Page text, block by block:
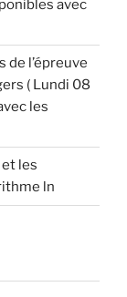
avec
de l’épreuve
( Lundi 08
les
les
ln